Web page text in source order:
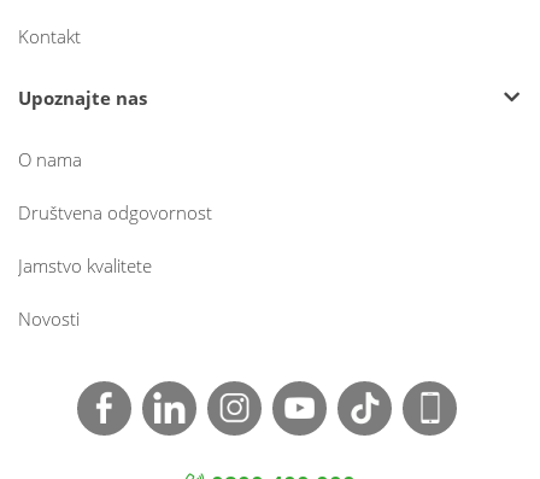
Kontakt
Upoznajte nas
O nama
Društvena odgovornost
Jamstvo kvalitete
Novosti